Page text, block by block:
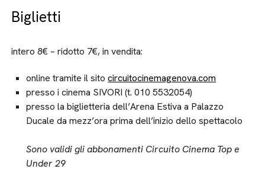
Biglietti
intero 8€ – ridotto 7€, in vendita:
online tramite il sitocircuitocinemagenova.com
presso i cinema SIVORI (t. 010 5532054)
presso la biglietteria dell’Arena Estiva a Palazzo
Ducale da mezz’ora prima dell’inizio dello spettacolo
Sono validi gli abbonamenti Circuito Cinema Top e
Under 29